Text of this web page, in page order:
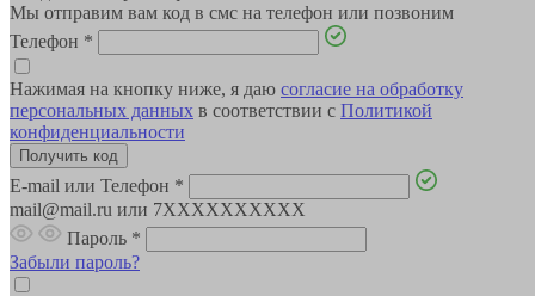
Мы отправим вам код в смс на телефон или позвоним
Телефон *
Нажимая на кнопку ниже, я даю согласие на обработку
персональных данных в соответствии с Политикой
конфиденциальности
E-mail или Телефон *
mail@mail.ru или 7XXXXXXXXXX
Пароль *
Забыли пароль?